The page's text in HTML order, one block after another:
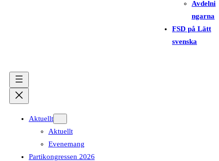
Avdelni
ngarna
FSD på Lätt
svenska
Aktuellt
Aktuellt
Evenemang
Partikongressen 2026